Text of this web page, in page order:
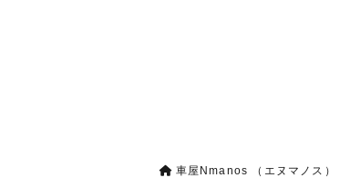
車屋Nmanos （エヌマノス）